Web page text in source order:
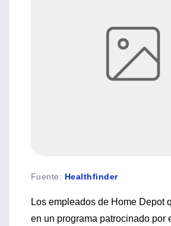
Fuente: Healthfinder
Los empleados de Home Depot
en un programa patrocinado por